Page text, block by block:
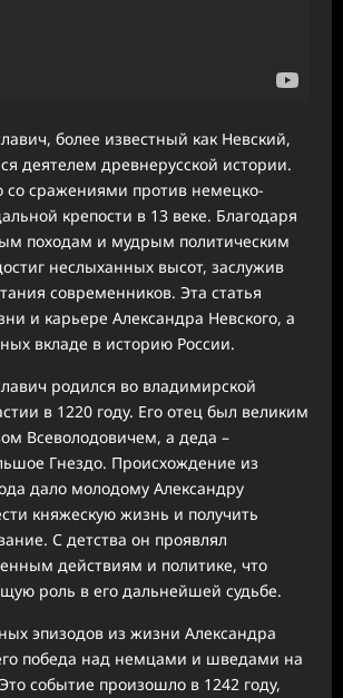
более известный как Невский,
деятелем древнерусской истории.
со сражениями против немецко-
крепости в 13 веке. Благодаря
походам и мудрым политическим
неслыханных высот, заслужив
современников. Эта статья
и карьере Александра Невского, а
вкладе в историю России.
родился во владимирской
в 1220 году. Его отец был великим
Всеволодовичем, а деда –
Гнездо. Происхождение из
дало молодому Александру
княжескую жизнь и получить
С детства он проявлял
действиям и политике, что
роль в его дальнейшей судьбе.
эпизодов из жизни Александра
победа над немцами и шведами на
событие произошло в 1242 году,